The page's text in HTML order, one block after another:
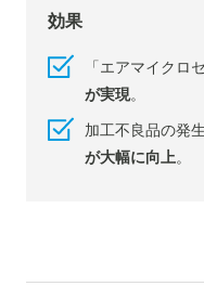
効果
「エアマイクロ
が実現。
加工不良品の発
が大幅に向上。